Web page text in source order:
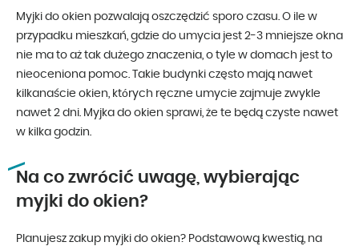
Myjki do okien pozwalają oszczędzić sporo czasu. O ile w
przypadku mieszkań, gdzie do umycia jest 2-3 mniejsze okna
nie ma to aż tak dużego znaczenia, o tyle w domach jest to
nieoceniona pomoc. Takie budynki często mają nawet
kilkanaście okien, których ręczne umycie zajmuje zwykle
nawet 2 dni. Myjka do okien sprawi, że te będą czyste nawet
w kilka godzin.
Na co zwrócić uwagę, wybierając
myjki do okien?
Planujesz zakup myjki do okien? Podstawową kwestią, na